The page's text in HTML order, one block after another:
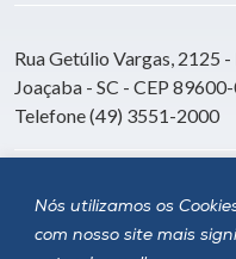
Nós utilizamos os
com nosso site mais
Rua Getúlio Vargas, 2125
Joaçaba - SC - CEP
Telefone (49) 3551-2000
Siga a Unoesc